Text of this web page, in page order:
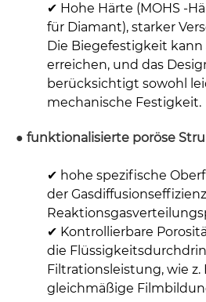
✔ Hohe Härte (MOHS -
für Diamant), starker
Die Biegefestigkeit kann
erreichen, und das
berücksichtigt sowohl
mechanische Festigkeit.
● funktionalisierte poröse
✔ hohe spezifische
der
✔ Kontrollierbare
die
Filtrationsleistung, wie z.
gleichmäßige